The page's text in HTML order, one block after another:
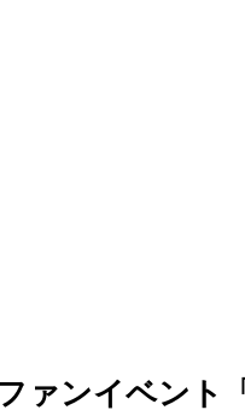
ァンイベント